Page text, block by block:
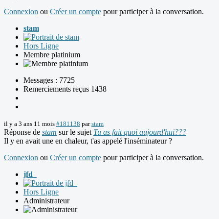
Connexion ou Créer un compte pour participer à la conversation.
stam
Hors Ligne
Membre platinium
Messages : 7725
Remerciements reçus 1438
il y a 3 ans 11 mois #181138 parstam
Réponse de stam sur le sujet Tu as fait quoi aujourd'hui???
Il y en avait une en chaleur, t'as appelé l'inséminateur ?
Connexion ou Créer un compte pour participer à la conversation.
jfd_
Hors Ligne
Administrateur